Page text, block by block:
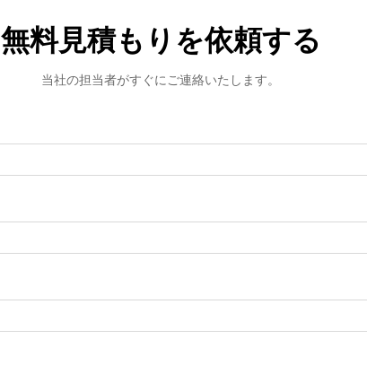
無料見積もりを依頼する
当社の担当者がすぐにご連絡いたします。